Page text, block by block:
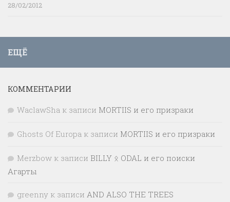
28/02/2012
ЕЩЁ
КОММЕНТАРИИ
WaclawSha к записи MORTIIS и его призраки
Ghosts Of Europa к записи MORTIIS и его призраки
Merzbow к записи BILLY ᛟ ODAL и его поиски
Агарты
greenny к записи AND ALSO THE TREES